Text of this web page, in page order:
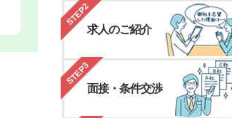
STEP2
求人のご紹介
STEP3
面接・条件交渉